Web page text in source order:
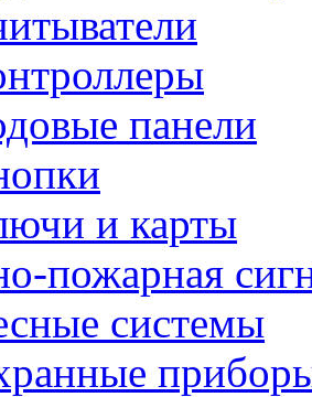
панели
и карты
пожарная
системы